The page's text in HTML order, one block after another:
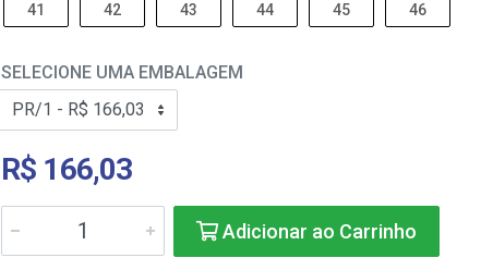
41 42 43 44 45 46
SELECIONE UMA EMBALAGEM
R$ 166,03
Adicionar ao Carrinho